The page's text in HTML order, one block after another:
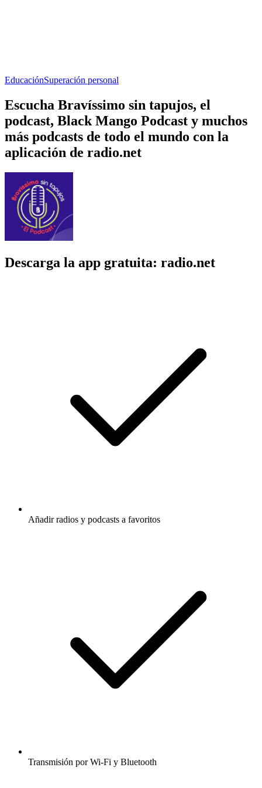
EducaciónSuperación personal
Escucha Bravíssimo sin tapujos, el
podcast, Black Mango Podcast y muchos
más podcasts de todo el mundo con la
aplicación de radio.net
Descarga la app gratuita: radio.net
Añadir radios y podcasts a favoritos
Transmisión por Wi-Fi y Bluetooth